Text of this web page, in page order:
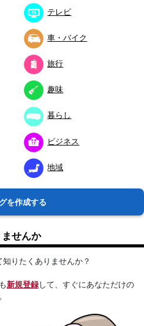
テレビ
車・バイク
旅行
趣味
暮らし
ビジネス
地域
を作成する
せんか
りたくありませんか？
新規登録して、すぐにあなただけの